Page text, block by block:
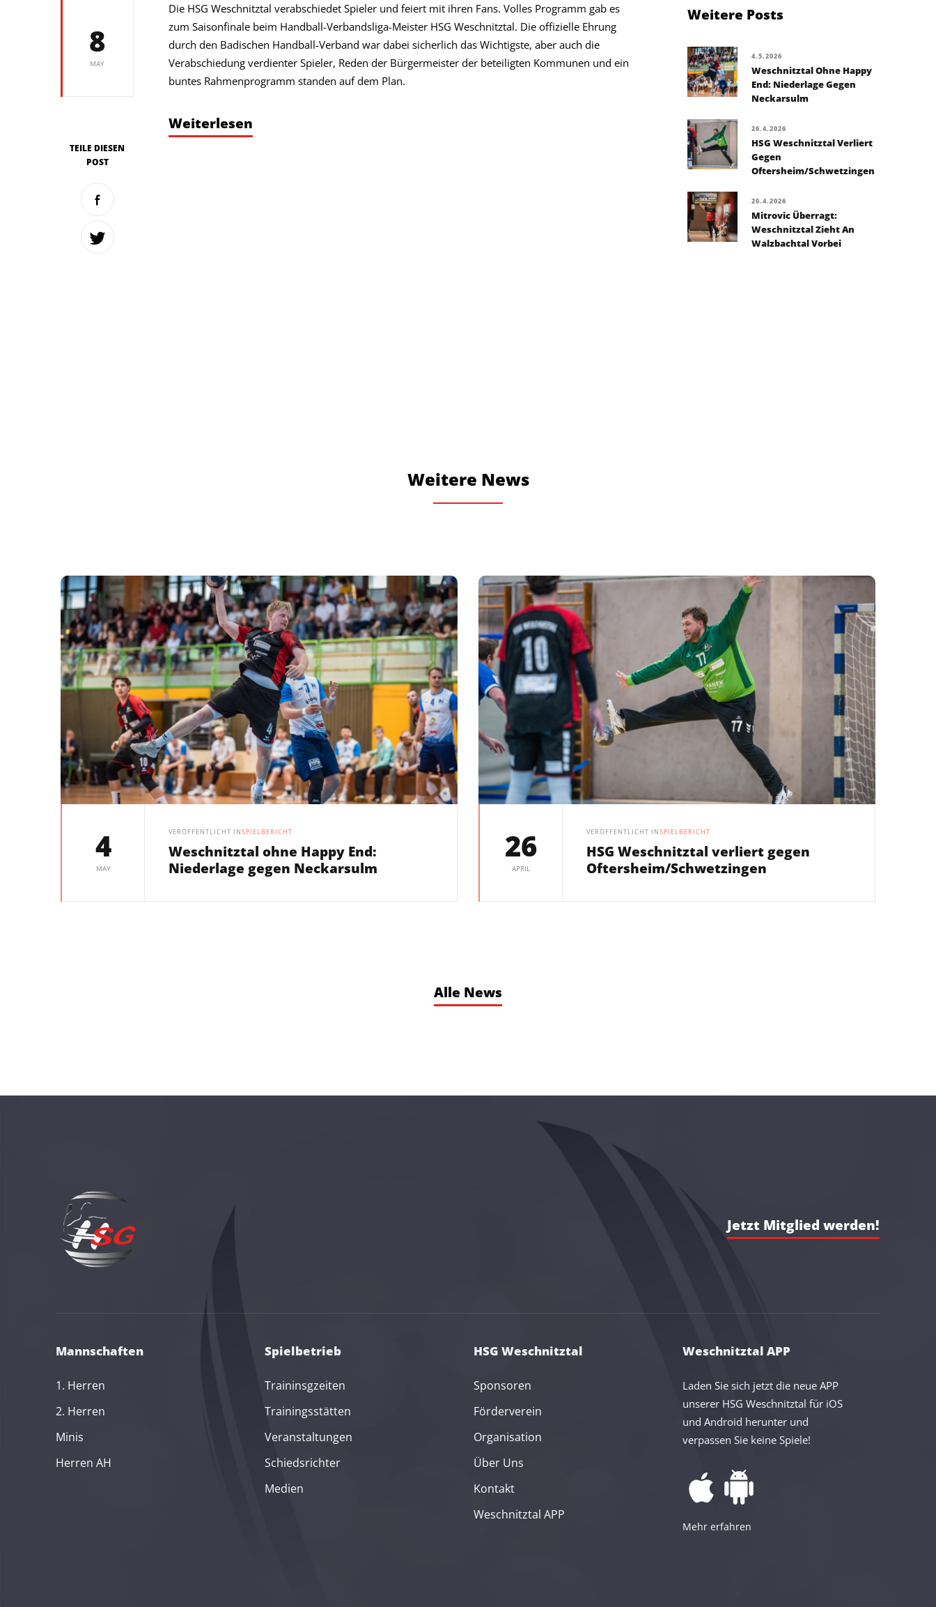
8
MAY
TEILE DIESEN
POST
Die HSG Weschnitztal verabschiedet Spieler und feiert mit ihren Fans. Volles Programm gab es
zum Saisonfinale beim Handball-Verbandsliga-Meister HSG Weschnitztal. Die offizielle Ehrung
durch den Badischen Handball-Verband war dabei sicherlich das Wichtigste, aber auch die
Verabschiedung verdienter Spieler, Reden der Bürgermeister der beteiligten Kommunen und ein
buntes Rahmenprogramm standen auf dem Plan.
Weiterlesen
Weitere Posts
4.5.2026
Weschnitztal Ohne Happy
End: Niederlage Gegen
Neckarsulm
26.4.2026
HSG Weschnitztal Verliert
Gegen
Oftersheim/Schwetzingen
20.4.2026
Mitrovic Überragt:
Weschnitztal Zieht An
Walzbachtal Vorbei
Weitere News
4
MAY
VERÖFFENTLICHT INSPIELBERICHT
Weschnitztal ohne Happy End:
Niederlage gegen Neckarsulm
26
APRIL
VERÖFFENTLICHT INSPIELBERICHT
HSG Weschnitztal verliert gegen
Oftersheim/Schwetzingen
Alle News
Jetzt Mitglied werden!
Mannschaften
1. Herren
2. Herren
Minis
Herren AH
Spielbetrieb
Traininsgzeiten
Trainingsstätten
Veranstaltungen
Schiedsrichter
Medien
HSG Weschnitztal
Sponsoren
Förderverein
Organisation
Über Uns
Kontakt
Weschnitztal APP
Weschnitztal APP
Laden Sie sich jetzt die neue APP
unserer HSG Weschnitztal für iOS
und Android herunter und
verpassen Sie keine Spiele!
Mehr erfahren